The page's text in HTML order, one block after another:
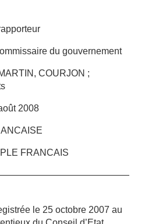
du gouvernement
COURJON ;
2008
FRANCAIS
le 25 octobre 2007 au